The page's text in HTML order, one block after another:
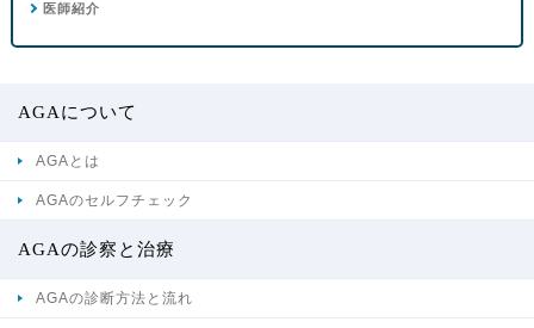
医師紹介
AGAについて
AGAとは
AGAのセルフチェック
AGAの診察と治療
AGAの診断方法と流れ